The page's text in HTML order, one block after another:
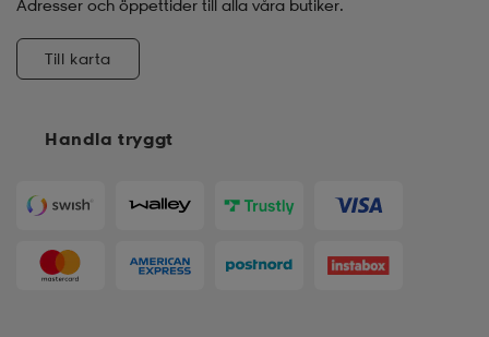
Handla tryggt
Adresser och öppettider till alla våra butiker.
Till karta